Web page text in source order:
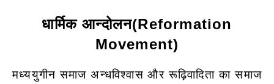
धार्मिक आन्दोलन(Reformation
Movement)
मध्ययुगीन समाज अन्धविश्वास और रूढ़िवादिता का समाज